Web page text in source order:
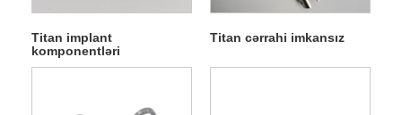
Titan implant
komponentləri
Titan cərrahi imkansız